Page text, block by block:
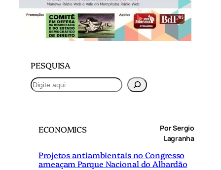
PESQUISA
P
e
ECONOMICS
Por Sergio
Lagranha
Projetos antiambientais no Congresso
ameaçam Parque Nacional do Albardão